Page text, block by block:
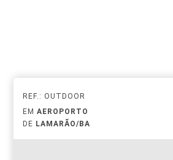
REF.: OUTDOOR
EM AEROPORTO
DE LAMARÃO/BA